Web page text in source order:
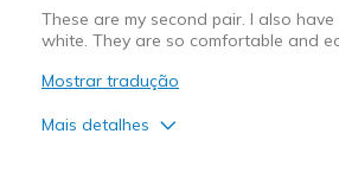
These are my second pair. I also
white. They are so comfortable and
Mostrar tradução
Mais detalhes